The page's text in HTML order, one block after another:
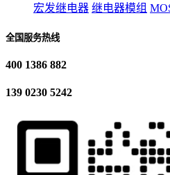
宏发继电器 继电器模组
全国服务热线
400 1386 882
139 0230 5242